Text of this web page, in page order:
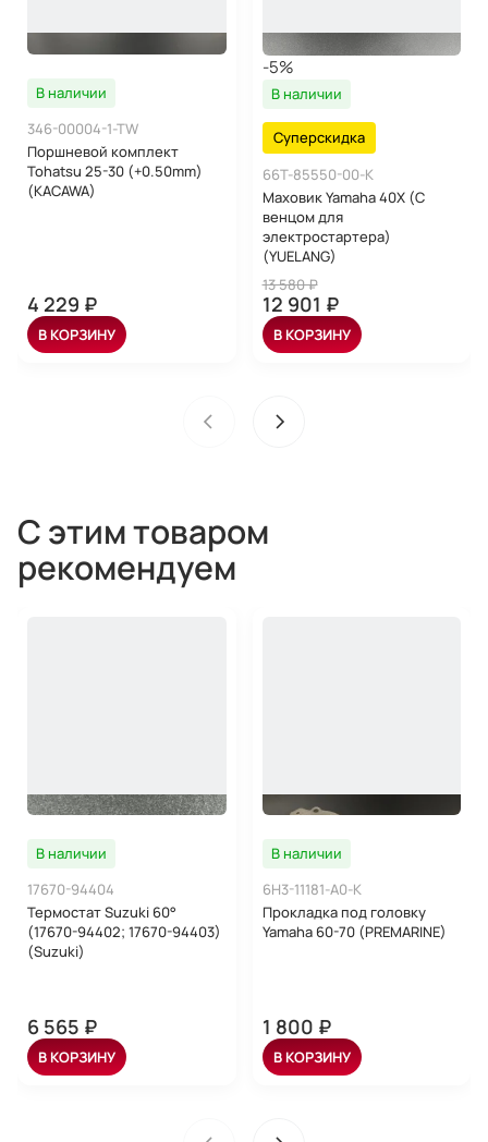
В наличии
346-00004-1-TW
Поршневой комплект
Tohatsu 25-30 (+0.50mm)
(KACAWA)
4 229 ₽
В КОРЗИНУ
-5%
В наличии
Суперскидка
66T-85550-00-K
Маховик Yamaha 40X (C
венцом для
электростартера)
(YUELANG)
13 580 ₽
12 901 ₽
В КОРЗИНУ
С этим товаром
рекомендуем
В наличии
17670-94404
Термостат Suzuki 60°
(17670-94402; 17670-94403)
(Suzuki)
6 565 ₽
В КОРЗИНУ
В наличии
6H3-11181-A0-K
Прокладка под головку
Yamaha 60-70 (PREMARINE)
1 800 ₽
В КОРЗИНУ